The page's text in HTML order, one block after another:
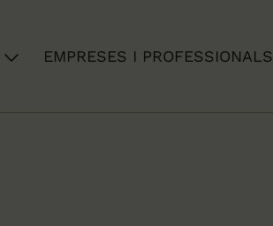
EMPRESES I PROFESSIONALS